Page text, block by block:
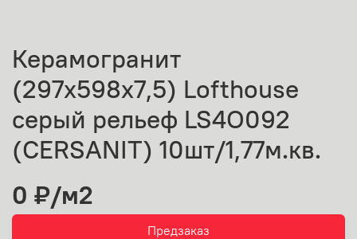
Керамогранит
(297х598х7,5) Lofthouse
серый рельеф LS4O092
(CERSANIT) 10шт/1,77м.кв.
0 ₽/м2
Предзаказ